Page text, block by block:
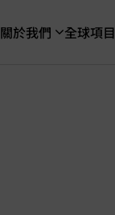
關於我們 全球項目